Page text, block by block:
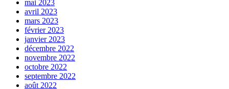
mai 2023
avril 2023
mars 2023
février 2023
janvier 2023
décembre 2022
novembre 2022
octobre 2022
septembre 2022
août 2022